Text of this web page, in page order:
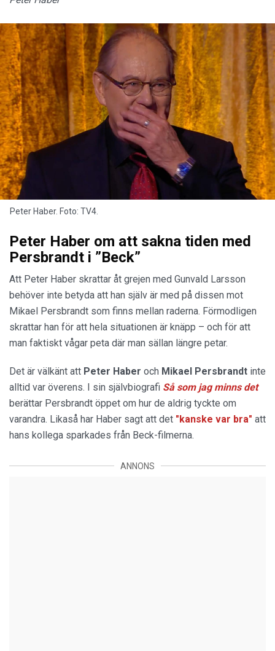
Peter Haber. Foto: TV4.
Peter Haber om att sakna tiden med
Persbrandt i ”Beck”
Att Peter Haber skrattar åt grejen med Gunvald Larsson
behöver inte betyda att han själv är med på dissen mot
Mikael Persbrandt som finns mellan raderna. Förmodligen
skrattar han för att hela situationen är knäpp – och för att
man faktiskt vågar peta där man sällan längre petar.
Det är välkänt att Peter Haber och Mikael Persbrandt inte
alltid var överens. I sin självbiografi Så som jag minns det
berättar Persbrandt öppet om hur de aldrig tyckte om
varandra. Likaså har Haber sagt att det "kanske var bra" att
hans kollega sparkades från Beck-filmerna.
ANNONS